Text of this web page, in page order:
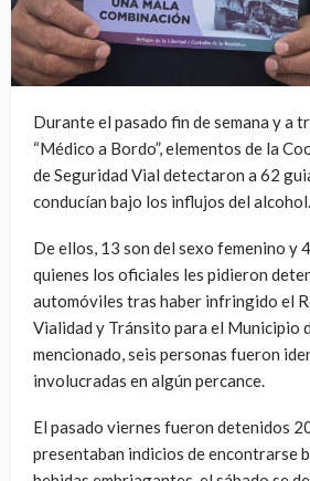
Durante el pasado fin de semana y a
“Médico a Bordo”, elementos de la
de Seguridad Vial detectaron a 62
conducían bajo los influjos del alcohol.
De ellos, 13 son del sexo femenino y
quienes los oficiales les pidieron
automóviles tras haber infringido el
Vialidad y Tránsito para el Municipio
mencionado, seis personas fueron
involucradas en algún percance.
El pasado viernes fueron detenidos
presentaban indicios de encontrarse